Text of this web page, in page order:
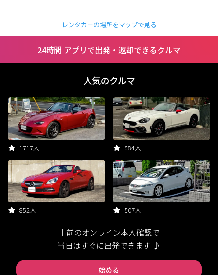
レンタカーの場所をマップで見る
24時間 アプリで出発・返却できるクルマ
人気のクルマ
1717人 984人
852人 507人
事前のオンライン本人確認で
当日はすぐに出発できます ♪
始める